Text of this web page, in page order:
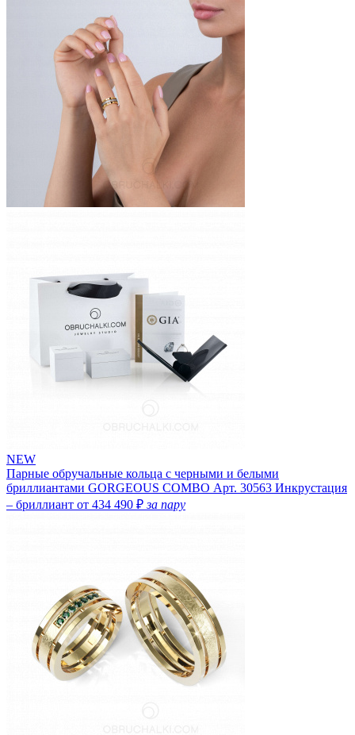
NEW
Парные обручальные кольца с черными и белыми
бриллиантами GORGEOUS COMBO Арт. 30563 Инкрустация
– бриллиант от 434 490 ₽за пару